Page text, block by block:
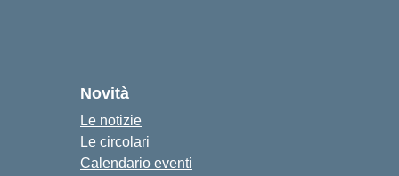
Novità
Le notizie
Le circolari
Calendario eventi